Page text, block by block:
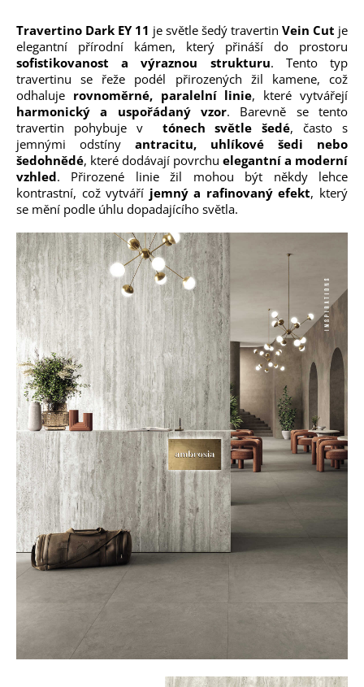
Travertino Dark EY 11 je světle šedý travertin Vein Cut je
elegantní přírodní kámen, který přináší do prostoru
sofistikovanost a výraznou strukturu. Tento typ
travertinu se řeže podél přirozených žil kamene, což
odhaluje rovnoměrné, paralelní linie, které vytvářejí
harmonický a uspořádaný vzor. Barevně se tento
travertin pohybuje v
tónech světle šedé, často s
jemnými odstíny antracitu, uhlíkové šedi nebo
šedohnědé, které dodávají povrchu elegantní a moderní
vzhled. Přirozené linie žil mohou být někdy lehce
kontrastní, což vytváří jemný a rafinovaný efekt, který
se mění podle úhlu dopadajícího světla.